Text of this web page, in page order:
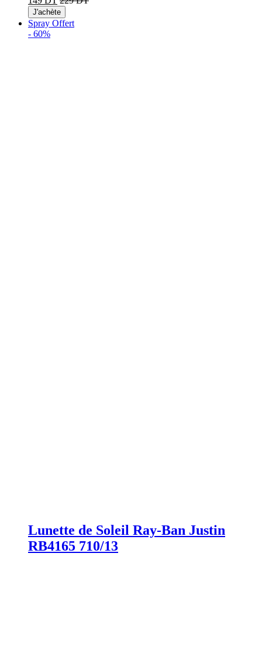
J'achète
Spray Offert
- 60%
Lunette de Soleil Ray-Ban Justin
RB4165 710/13